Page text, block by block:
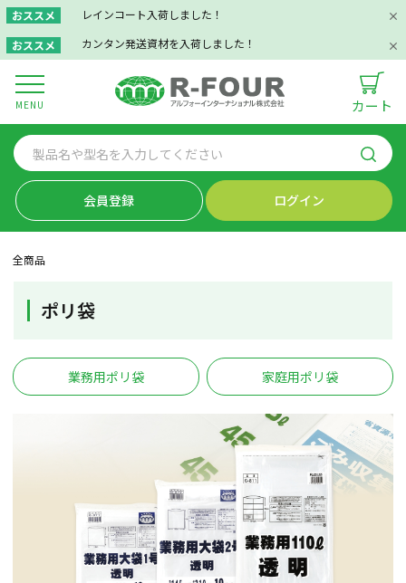
おススメ レインコート入荷しました！
おススメ カンタン発送資材を入荷しました！
MENU カート
会員登録 ログイン
全商品
ポリ袋
業務用ポリ袋 家庭用ポリ袋